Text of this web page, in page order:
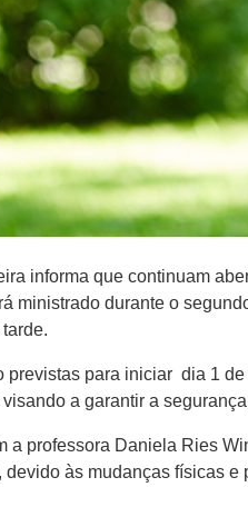
informa que continuam
ministrado durante o
previstas para iniciar dia 1
​a ​garantir a
a professora Daniela Ries
devido às mudanças físicas